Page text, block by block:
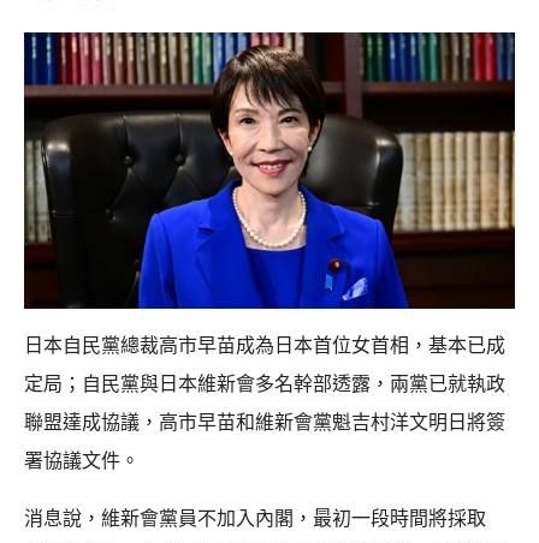
日本自民黨總裁高市早苗成為日本首位女首相，基本已成
定局；自民黨與日本維新會多名幹部透露，兩黨已就執政
聯盟達成協議，高市早苗和維新會黨魁吉村洋文明日將簽
署協議文件。
消息說，維新會黨員不加入內閣，最初一段時間將採取